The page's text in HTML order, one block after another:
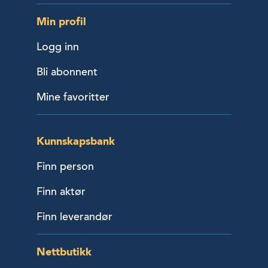
Min profil
Logg inn
Bli abonnent
Mine favoritter
Kunnskapsbank
Finn person
Finn aktør
Finn leverandør
Nettbutikk